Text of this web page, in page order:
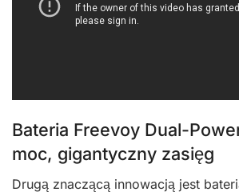
Bateria Freevoy Dual-
moc, gigantyczny zasięg
Drugą znaczącą innowacją jest